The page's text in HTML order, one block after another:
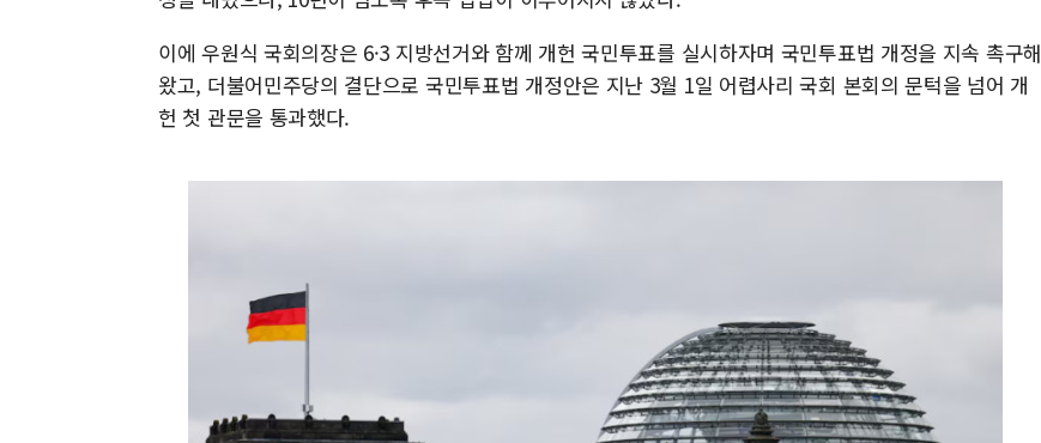
이에 우원식 국회의장은 6·3 지방선거와 함께 개헌 국민투표를 실시하자며 국민투표법 개정을 지속 촉구해
왔고, 더불어민주당의 결단으로 국민투표법 개정안은 지난 3월 1일 어렵사리 국회 본회의 문턱을 넘어 개
헌 첫 관문을 통과했다.